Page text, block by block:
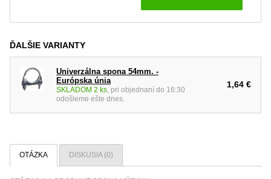
ĎALŠIE VARIANTY
Univerzálna spona 54mm. -
Európska únia
SKLADOM 2 ks , pri objednaní do 16:30
odošleme ešte dnes.
1,64 €
OTÁZKA DISKUSIA (0)